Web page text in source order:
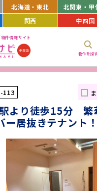
北海道・東北 北関東・甲
関西 中四国
件情報サイト
物件を探
113
より徒歩15分 繁
ー居抜きテナント！